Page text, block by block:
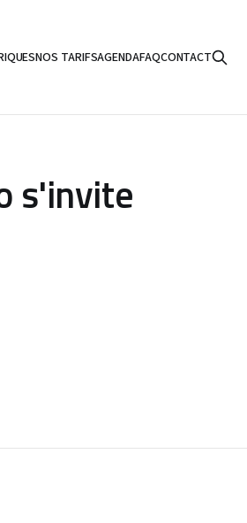
NOS TARIFSAGENDAFAQCONTACT
s'invite